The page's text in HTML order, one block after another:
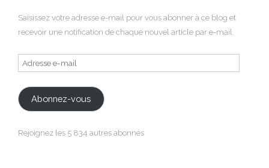
Saisissez votre adresse e-mail pour vous abonner à ce blog et
recevoir une notification de chaque nouvel article par e-mail.
Adresse
e-
mail
Abonnez-vous
Rejoignez les 5 834 autres abonnés